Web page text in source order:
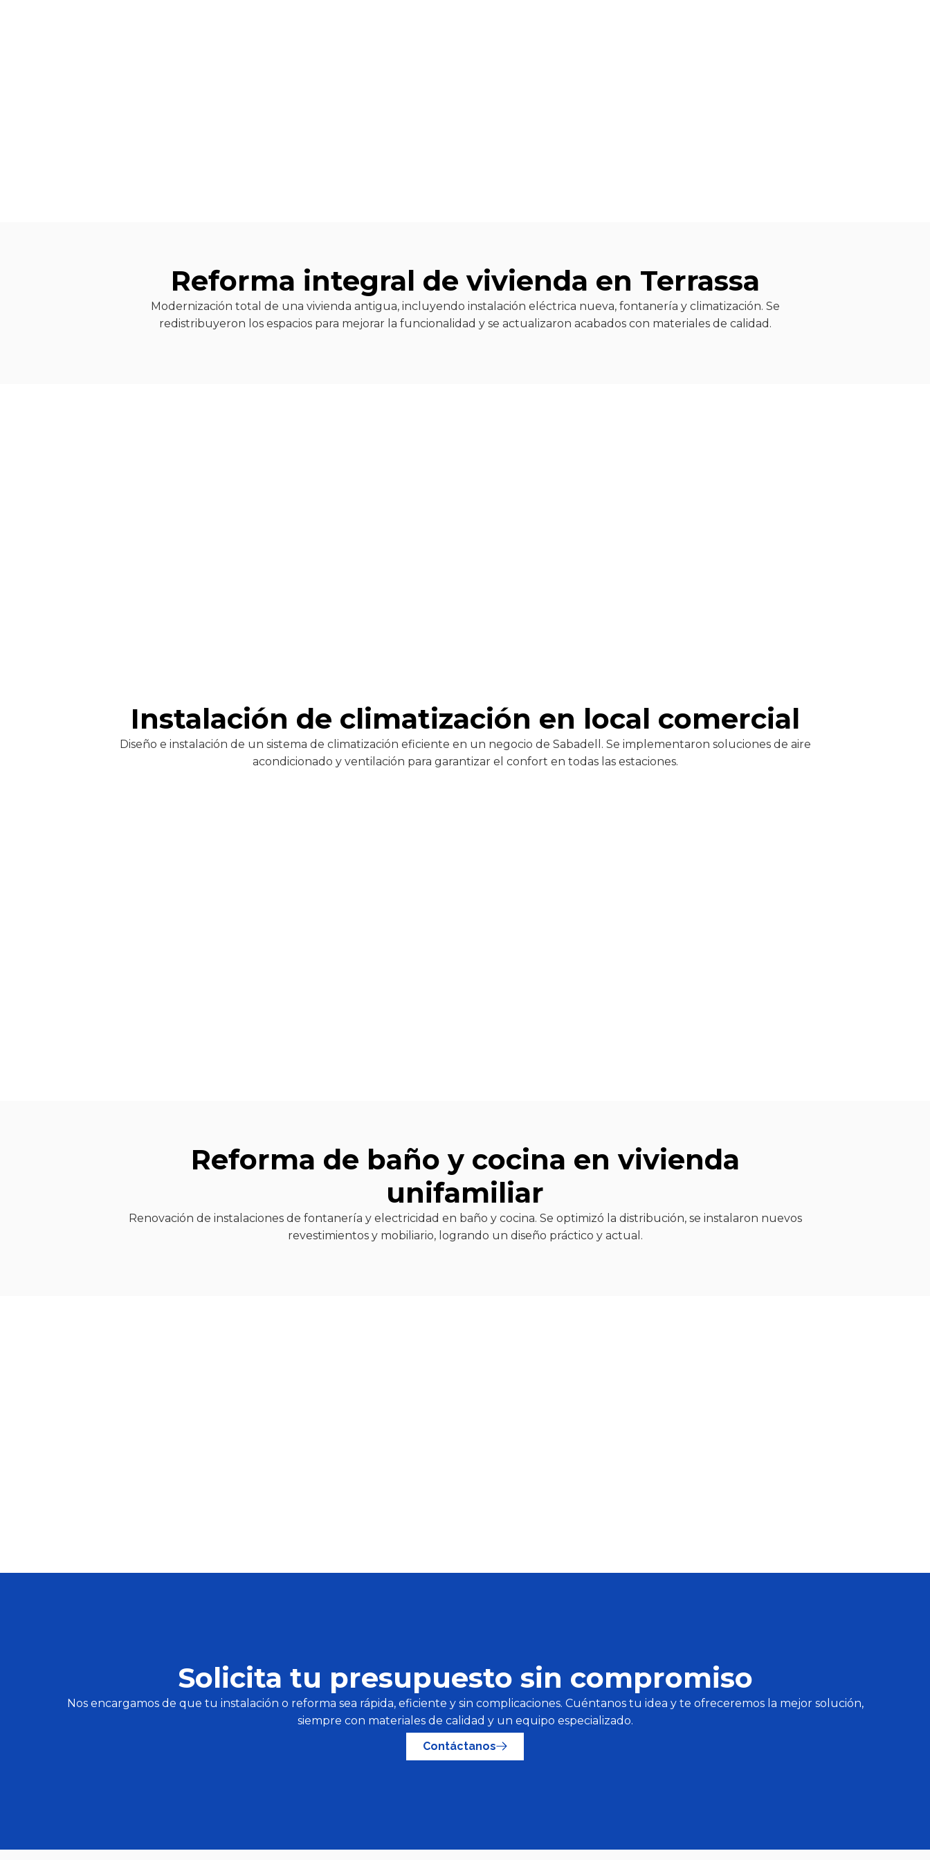
Reforma integral de vivienda en Terrassa
Modernización total de una vivienda antigua, incluyendo instalación eléctrica nueva, fontanería y climatización. Se
redistribuyeron los espacios para mejorar la funcionalidad y se actualizaron acabados con materiales de calidad.
Instalación de climatización en local comercial
Diseño e instalación de un sistema de climatización eficiente en un negocio de Sabadell. Se implementaron soluciones de aire
acondicionado y ventilación para garantizar el confort en todas las estaciones.
Reforma de baño y cocina en vivienda
unifamiliar
Renovación de instalaciones de fontanería y electricidad en baño y cocina. Se optimizó la distribución, se instalaron nuevos
revestimientos y mobiliario, logrando un diseño práctico y actual.
Solicita tu presupuesto sin compromiso
Nos encargamos de que tu instalación o reforma sea rápida, eficiente y sin complicaciones. Cuéntanos tu idea y te ofreceremos la mejor solución,
siempre con materiales de calidad y un equipo especializado.
Contáctanos